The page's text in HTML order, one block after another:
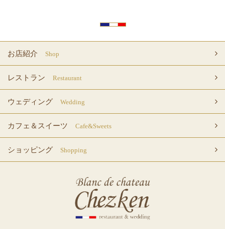
お店紹介 Shop
レストラン Restaurant
ウェディング Wedding
カフェ＆スイーツ Cafe&Sweets
ショッピング Shopping